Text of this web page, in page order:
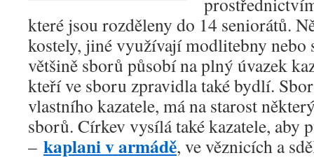
které jsou rozděleny do 14 seniorátů.
kostely, jiné využívají modlitebny nebo
většině sborů působí na plný úvazek
kteří ve sboru zpravidla také bydlí.
vlastního kazatele, má na starost
sborů. Církev vysílá také kazatele, aby
– kaplani v armádě, ve věznicích a